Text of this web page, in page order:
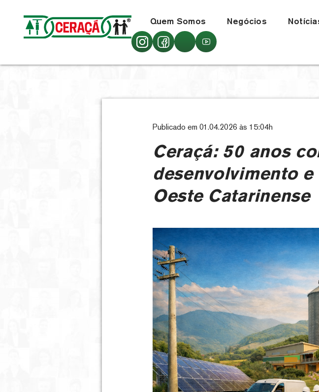
Quem Somos Negócios
Publicado em 01.04.2026 às 15:04h
Ceraçá: 50 anos
desenvolvimento
Oeste Catarinense